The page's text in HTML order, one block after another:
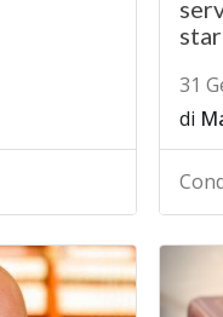
31
di